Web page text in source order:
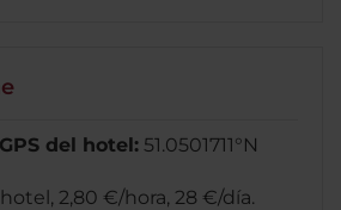
del hotel: 51.0501711°N
2,80 €/hora, 28 €/día.